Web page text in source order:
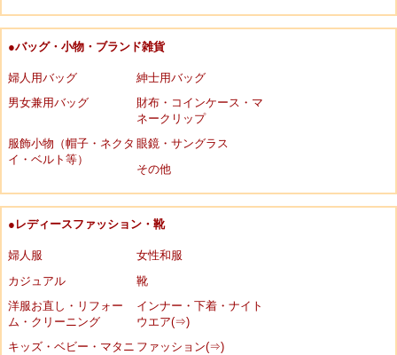
●バッグ・小物・ブランド雑貨
婦人用バッグ
紳士用バッグ
男女兼用バッグ
財布・コインケース・マ
ネークリップ
服飾小物（帽子・ネクタ
イ・ベルト等）
眼鏡・サングラス
その他
●レディースファッション・靴
婦人服
女性和服
カジュアル
靴
洋服お直し・リフォー
ム・クリーニング
インナー・下着・ナイト
ウエア(⇒)
キッズ・ベビー・マタニ ファッション(⇒)